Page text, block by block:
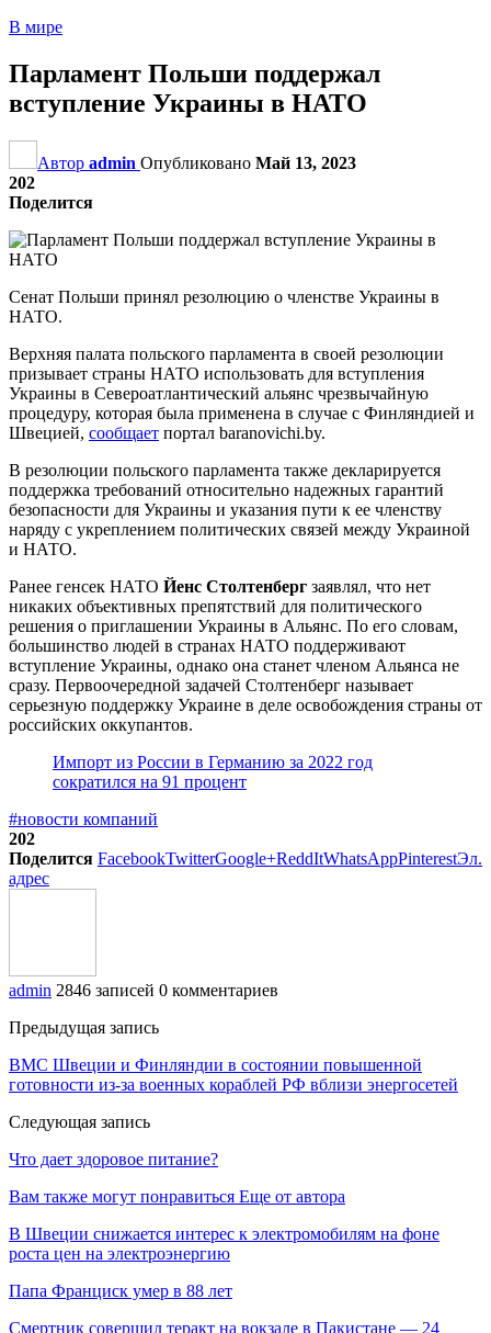
В мире
Парламент Польши поддержал
вступление Украины в НАТО
Автор admin Опубликовано Май 13, 2023
202
Поделится
Сенат Польши принял резолюцию о членстве Украины в
НАТО.
Верхняя палата польского парламента в своей резолюции
призывает страны НАТО использовать для вступления
Украины в Североатлантический альянс чрезвычайную
процедуру, которая была применена в случае с Финляндией и
Швецией, сообщает портал baranovichi.by.
В резолюции польского парламента также декларируется
поддержка требований относительно надежных гарантий
безопасности для Украины и указания пути к ее членству
наряду с укреплением политических связей между Украиной
и НАТО.
Ранее генсек НАТО Йенс Столтенберг заявлял, что нет
никаких объективных препятствий для политического
решения о приглашении Украины в Альянс. По его словам,
большинство людей в странах НАТО поддерживают
вступление Украины, однако она станет членом Альянса не
сразу. Первоочередной задачей Столтенберг называет
серьезную поддержку Украине в деле освобождения страны от
российских оккупантов.
Импорт из России в Германию за 2022 год
сократился на 91 процент
#новости компаний
202
Поделится FacebookTwitterGoogle+ReddItWhatsAppPinterestЭл.
адрес
admin 2846 записей 0 комментариев
Предыдущая запись
ВМС Швеции и Финляндии в состоянии повышенной
готовности из-за военных кораблей РФ вблизи энергосетей
Следующая запись
Что дает здоровое питание?
Вам также могут понравиться Еще от автора
В Швеции снижается интерес к электромобилям на фоне
роста цен на электроэнергию
Папа Франциск умер в 88 лет
Смертник совершил теракт на вокзале в Пакистане — 24